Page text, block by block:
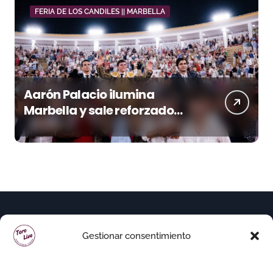
Gestionar consentimiento
FERIA DE LOS CANDILES || MARBELLA
Aarón Palacio ilumina
Marbella y sale reforzado
junto a Manzanares y
Morante